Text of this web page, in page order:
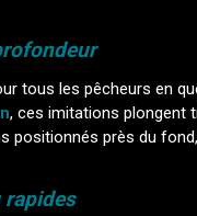
tous les pêcheurs en
, ces imitations plongent
près du
rapides